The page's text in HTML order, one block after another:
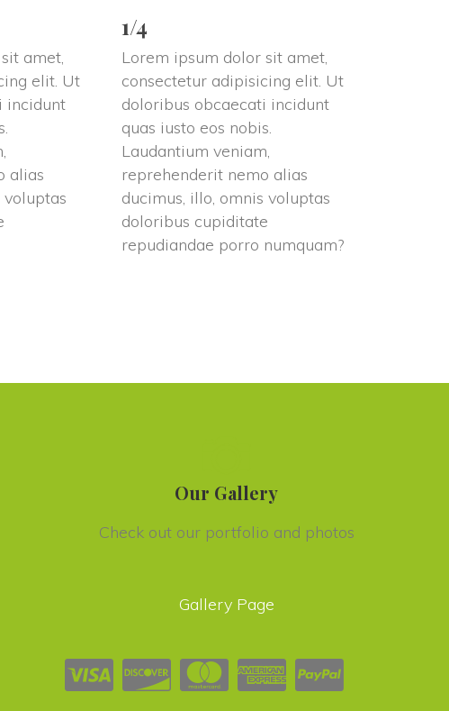
amet,
elit. Ut
incidunt
alias
voluptas
1/4
Lorem ipsum dolor sit amet,
consectetur adipisicing elit. Ut
doloribus obcaecati incidunt
quas iusto eos nobis.
Laudantium veniam,
reprehenderit nemo alias
ducimus, illo, omnis voluptas
doloribus cupiditate
repudiandae porro numquam?
Our Gallery
Check out our portfolio and photo
Gallery Page